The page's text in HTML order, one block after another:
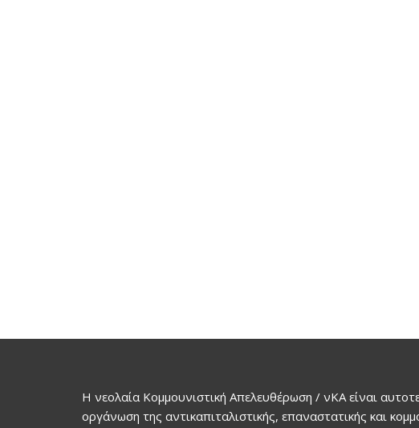
Η νεολαία Κομμουνιστική Απελευθέρωση / νΚΑ είναι
οργάνωση της αντικαπιταλιστικής, επαναστατικής και